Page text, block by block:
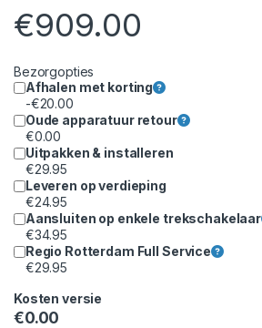
€909.00
Bezorgopties
Afhalen met korting
-€20.00
Oude apparatuur retour
€0.00
Uitpakken & installeren
€29.95
Leveren op verdieping
€24.95
Aansluiten op enkele trekschakelaar
€34.95
Regio Rotterdam Full Service
€29.95
Kosten versie
€0.00